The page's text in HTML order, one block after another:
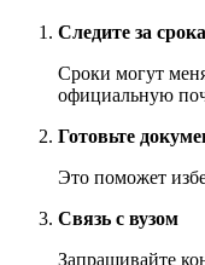
Следите за
Сроки могут
официальную
Готовьте
Это поможет
Связь с вузом
Запрашивайте